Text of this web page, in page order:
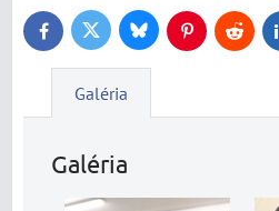
FacebookTwitter BlueskyPinterestReddit
Galéria
Galéria